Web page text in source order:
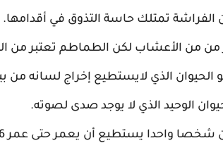
الفراشة تمتلك حاسة التذوق في أقدامها.
من من الأعشاب لكن الطماطم تعتبر من
الحيوان الذي لايستطيع إخراج لسانه من
الوحيد الذي لا يوجد صدى لصوته.
يستطيع أن يعمر حتى عمر 116 سنة أو أكثر من بين بليونين إنسان.